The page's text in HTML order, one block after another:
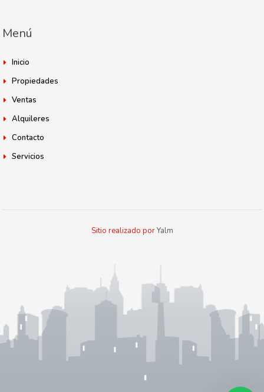
Menú
Inicio
Propiedades
Ventas
Alquileres
Contacto
Servicios
Sitio realizado porYalm